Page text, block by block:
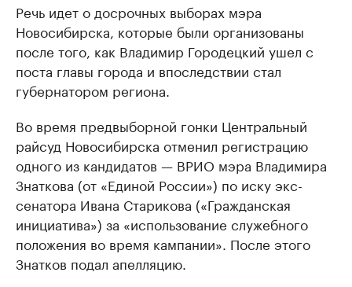
Речь идет о досрочных выборах мэра
Новосибирска, которые были организованы
после того, как Владимир Городецкий ушел с
поста главы города и впоследствии стал
губернатором региона.
Во время предвыборной гонки Центральный
райсуд Новосибирска отменил регистрацию
одного из кандидатов — ВРИО мэра Владимира
Знаткова (от «Единой России») по иску экс-
сенатора Ивана Старикова («Гражданская
инициатива») за «использование служебного
положения во время кампании». После этого
Знатков подал апелляцию.